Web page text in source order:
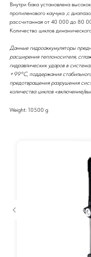
Внутри бака установлена
пропиленового каучука ,с
рассчитанная от 40 000 до 80
Количество циклов
Данные гидроаккумуляторы
расширения теплоносителя,
гидравлических ударов в
+99°С, поддержания
предотвращения разрушения
количества циклов «включение/
Weight: 10500 g